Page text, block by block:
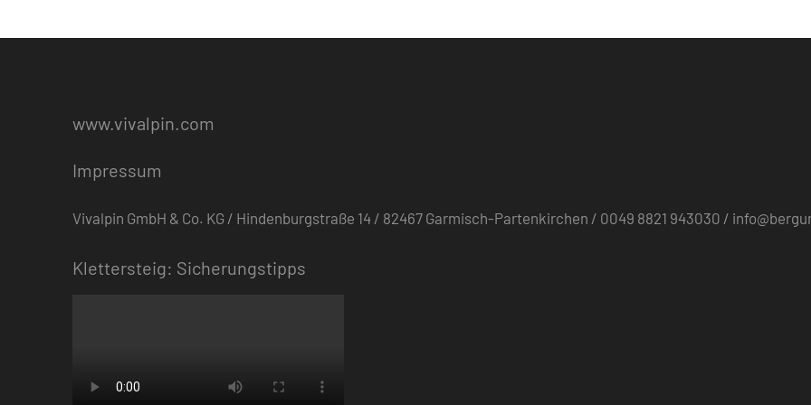
www.vivalpin.com
Impressum
Vivalpin GmbH & Co. KG / Hindenburgstraße 14 / 82467 Garmisch-Partenkirchen / 0049 8821 943030 /
Klettersteig: Sicherungstipps